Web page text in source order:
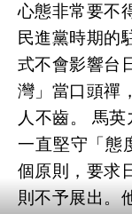
心態非常要不
民進黨時期的
式不會影響台
灣」當口頭禪
人不齒。 馬
一直堅守「態
個原則，要求
則不予展出。